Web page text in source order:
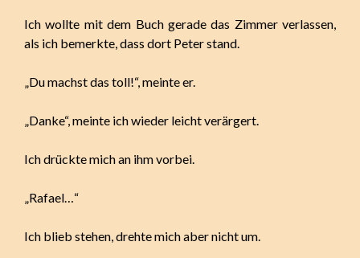
Ich wollte mit dem Buch gerade das Zimmer verlassen,
als ich bemerkte, dass dort Peter stand.
„Du machst das toll!“, meinte er.
„Danke“, meinte ich wieder leicht verärgert.
Ich drückte mich an ihm vorbei.
„Rafael…“
Ich blieb stehen, drehte mich aber nicht um.